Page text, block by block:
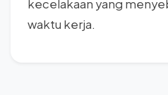
kecelakaan yang
waktu kerja.